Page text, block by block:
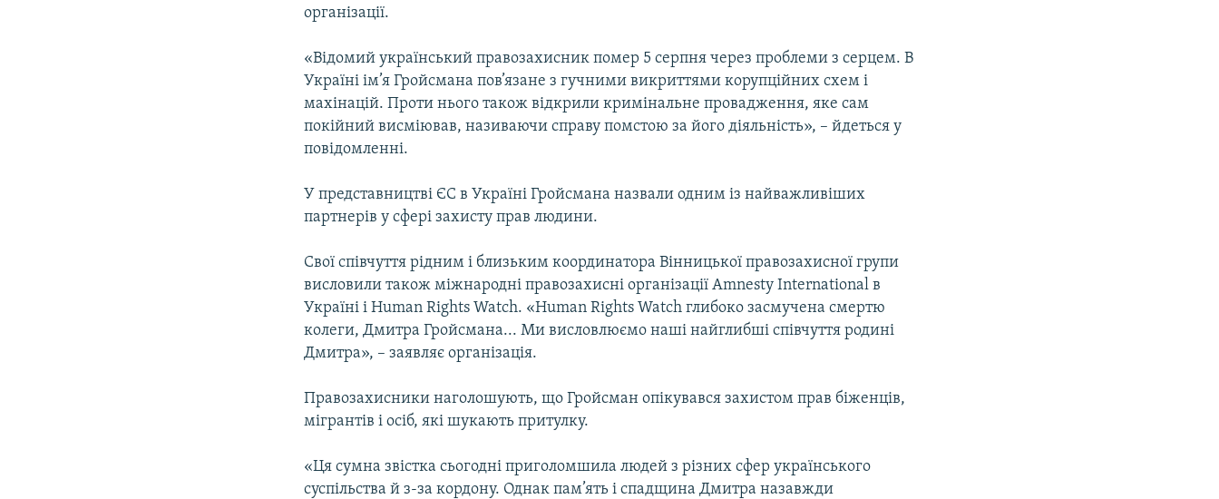
організації.
«Відомий український правозахисник помер 5 серпня через проблеми з серцем. В
Україні ім’я Гройсмана пов’язане з гучними викриттями корупційних схем і
махінацій. Проти нього також відкрили кримінальне провадження, яке сам
покійний висміював, називаючи справу помстою за його діяльність», – йдеться у
повідомленні.
У представництві ЄС в Україні Гройсмана назвали одним із найважливіших
партнерів у сфері захисту прав людини.
Свої співчуття рідним і близьким координатора Вінницької правозахисної групи
висловили також міжнародні правозахисні організації Amnesty International в
Україні і Human Rights Watch. «Human Rights Watch глибоко засмучена смертю
колеги, Дмитра Гройсмана... Ми висловлюємо наші найглибші співчуття родині
Дмитра», – заявляє організація.
Правозахисники наголошують, що Гройсман опікувався захистом прав біженців,
мігрантів і осіб, які шукають притулку.
«Ця сумна звістка сьогодні приголомшила людей з різних сфер українського
суспільства й з-за кордону. Однак пам’ять і спадщина Дмитра назавжди